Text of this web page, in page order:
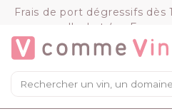
Frais de port dégressifs
d'achat (en
Mon panier
VOIR LE PANIER
Panneau de gestion des